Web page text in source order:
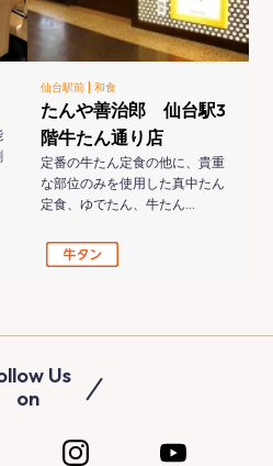
仙台駅前 | 和食
たんや善治郎 仙台駅3
階牛たん通り店
定番の牛たん定食の他に、貴重
な部位のみを使用した真中たん
定食、ゆでたん、牛たん…
Us
on